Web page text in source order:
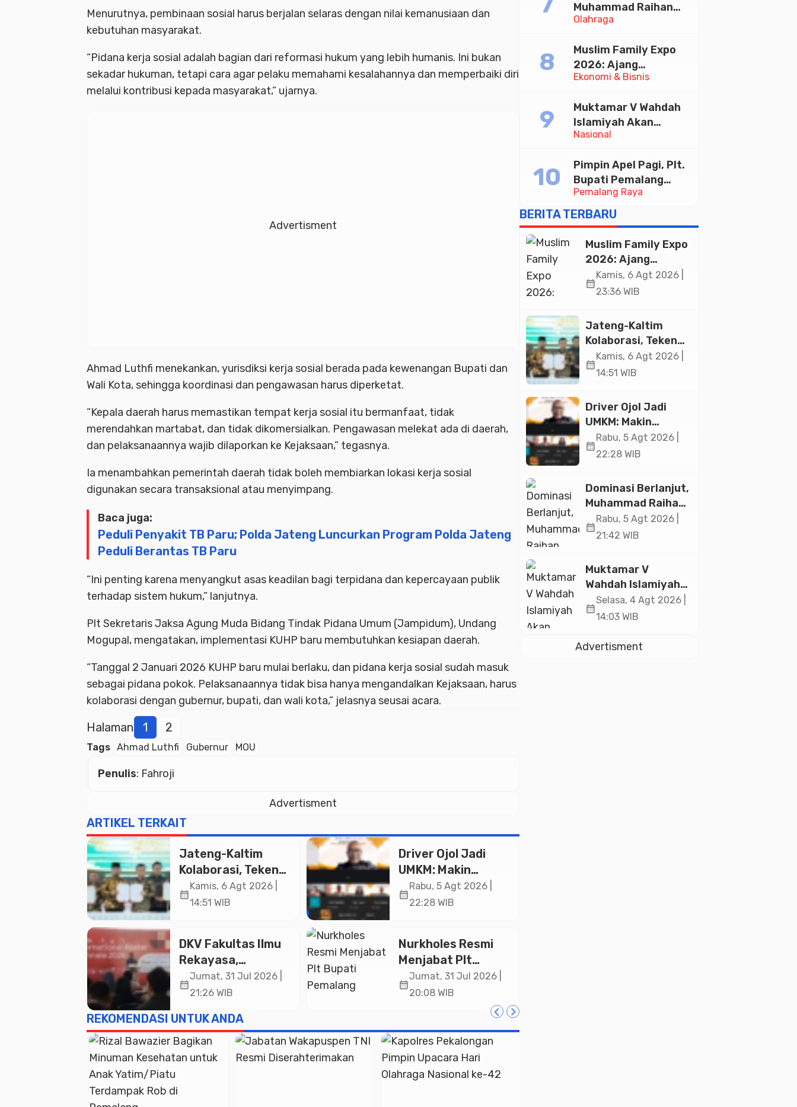
Menurutnya, pembinaan sosial harus berjalan selaras dengan nilai kemanusiaan dan
kebutuhan masyarakat.
“Pidana kerja sosial adalah bagian dari reformasi hukum yang lebih humanis. Ini bukan
sekadar hukuman, tetapi cara agar pelaku memahami kesalahannya dan memperbaiki diri
melalui kontribusi kepada masyarakat,” ujarnya.
Advertisment
Ahmad Luthfi menekankan, yurisdiksi kerja sosial berada pada kewenangan Bupati dan
Wali Kota, sehingga koordinasi dan pengawasan harus diperketat.
“Kepala daerah harus memastikan tempat kerja sosial itu bermanfaat, tidak
merendahkan martabat, dan tidak dikomersialkan. Pengawasan melekat ada di daerah,
dan pelaksanaannya wajib dilaporkan ke Kejaksaan,” tegasnya.
Ia menambahkan pemerintah daerah tidak boleh membiarkan lokasi kerja sosial
digunakan secara transaksional atau menyimpang.
Baca juga:
Peduli Penyakit TB Paru; Polda Jateng Luncurkan Program Polda Jateng
Peduli Berantas TB Paru
“Ini penting karena menyangkut asas keadilan bagi terpidana dan kepercayaan publik
terhadap sistem hukum,” lanjutnya.
Plt Sekretaris Jaksa Agung Muda Bidang Tindak Pidana Umum (Jampidum), Undang
Mogupal, mengatakan, implementasi KUHP baru membutuhkan kesiapan daerah.
“Tanggal 2 Januari 2026 KUHP baru mulai berlaku, dan pidana kerja sosial sudah masuk
sebagai pidana pokok. Pelaksanaannya tidak bisa hanya mengandalkan Kejaksaan, harus
kolaborasi dengan gubernur, bupati, dan wali kota,” jelasnya seusai acara.
Halaman 1 2
Tags Ahmad Luthfi Gubernur MOU
Penulis: Fahroji
Advertisment
ARTIKEL TERKAIT
Jateng-Kaltim
Kolaborasi, Teken
19 Kerja Sama
Ekonomi Senilai Rp
calendar_month
Kamis, 6 Agt 2026 |
14:51 WIB
Driver Ojol Jadi
UMKM: Makin
Sejahtera atau
Merana? Ini
calendar_month
Rabu, 5 Agt 2026 |
22:28 WIB
DKV Fakultas Ilmu
Rekayasa,
Universitas
Paramadina Gelar
calendar_month
Jumat, 31 Jul 2026 |
21:26 WIB
Nurkholes Resmi
Menjabat Plt
Bupati Pemalang
calendar_month
Jumat, 31 Jul 2026 |
20:08 WIB
REKOMENDASI UNTUK ANDA
Olahraga
Muhammad Raihan
Fadila Sabet Emas
Taekwondo Indonesia
Open 2026
Ekonomi & Bisnis
Muslim Family Expo
2026: Ajang
Silaturahim dan
Halal di Jakarta
Nasional
Muktamar V Wahdah
Islamiyah Akan
Kukuhkan 10.000
Masjid Istiqlal
Pemalang Raya
Pimpin Apel Pagi, Plt.
Bupati Pemalang
Tekankan Disiplin dan
Soliditas ASN untuk
Pelayanan Publik
BERITA TERBARU
Muslim Family Expo
2026: Ajang
Silaturahim dan
Kebangkitan
Jakarta
calendar_month
Kamis, 6 Agt 2026 |
23:36 WIB
Jateng-Kaltim
Kolaborasi, Teken
19 Kerja Sama
Ekonomi Senilai Rp
calendar_month
Kamis, 6 Agt 2026 |
14:51 WIB
Driver Ojol Jadi
UMKM: Makin
Sejahtera atau
Merana? Ini
Paramadina
calendar_month
Rabu, 5 Agt 2026 |
22:28 WIB
Dominasi Berlanjut,
Muhammad Raihan
Fadila Sabet Emas
Kyorugi di Asian
Indonesia Open
2026
calendar_month
Rabu, 5 Agt 2026 |
21:42 WIB
Muktamar V
Wahdah Islamiyah
Akan Kukuhkan
10.000 Guru Al-
Istiqlal
calendar_month
Selasa, 4 Agt 2026 |
14:03 WIB
Advertisment